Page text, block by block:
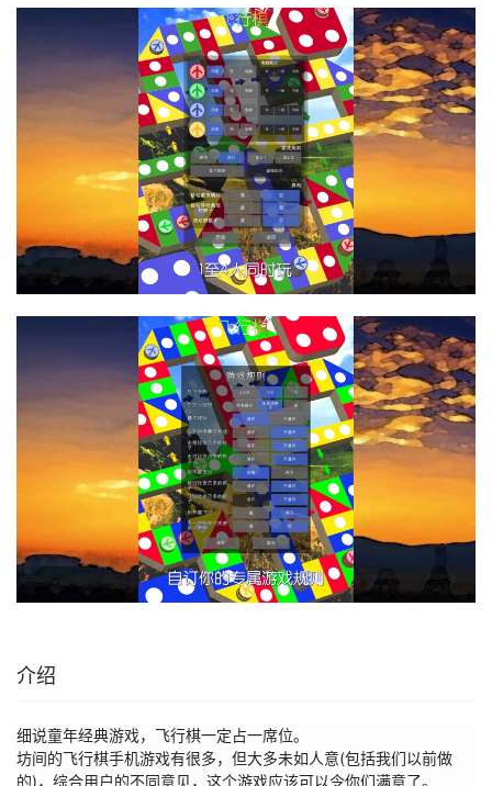
介绍
细说童年经典游戏，飞行棋一定占一席位。
坊间的飞行棋手机游戏有很多，但大多未如人意(包括我们以前做
的)，综合用户的不同意见，这个游戏应该可以令你们满意了。